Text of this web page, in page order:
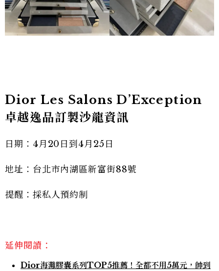
Dior Les Salons D’Exception
卓越逸品訂製沙龍資訊
日期：4月20日到4月25日
地址：台北市內湖區新富街88號
提醒：採私人預約制
延伸閱讀：
Dior海灘膠囊系列TOP5推薦！全都不用5萬元，帥到